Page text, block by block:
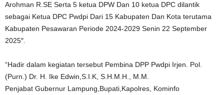
Arohman R.SE Serta 5 ketua DPW Dan 10 ketua DPC dilantik
sebagai Ketua DPC Pwdpi Dari 15 Kabupaten Dan Kota terutama
Kabupaten Pesawaran Periode 2024-2029 Senin 22 September
2025″.
“Hadir dalam kegiatan tersebut Pembina DPP Pwdpi Irjen. Pol.
(Purn.) Dr. H. Ike Edwin,S.I.K, S.H.M.H., M.M.
Penjabat Gubernur Lampung,Bupati,Kapolres, Kominfo